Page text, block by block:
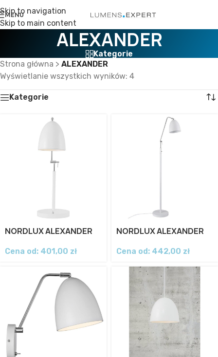
Skip to navigation
Skip to main content
MENU
ALEXANDER
Kategorie
Strona główna > ALEXANDER
Wyświetlanie wszystkich wyników: 4
Kategorie
NORDLUX ALEXANDER
Cena od: 401,00 zł
NORDLUX ALEXANDER
Cena od: 442,00 zł